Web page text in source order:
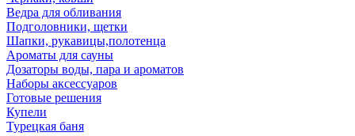
Ведра для обливания
Подголовники, щетки
Шапки, рукавицы,полотенца
Ароматы для сауны
Дозаторы воды, пара и ароматов
Наборы аксессуаров
Готовые решения
Купели
Турецкая баня